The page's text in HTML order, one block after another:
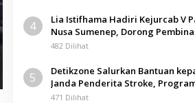
RSUD
Nasional KJSU
4
Lia Istifhama Hadiri Kejurcab V
Nusa Sumenep, Dorong
Berkarakter
482 Dilihat
5
Detikzone Salurkan Bantuan
Janda Penderita Stroke,
Berbagi Masuki Hari ke-61
471 Dilihat